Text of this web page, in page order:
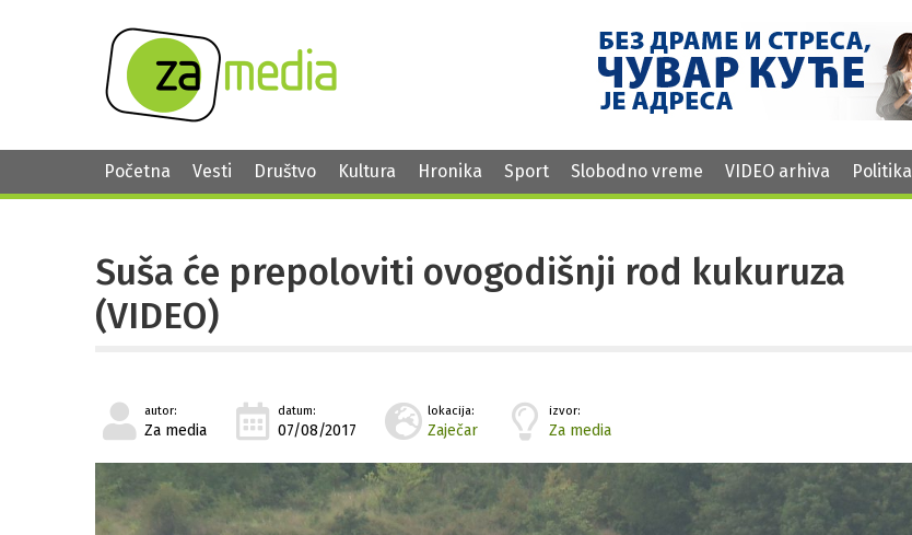
Početna Vesti Društvo Kultura Hronika Sport Slobodno vreme VIDEO arhiva Politika
Suša će prepoloviti ovogodišnji rod kukuruza
(VIDEO)
autor:
Za media
datum:
07/08/2017
lokacija:
Zaječar
izvor:
Za media